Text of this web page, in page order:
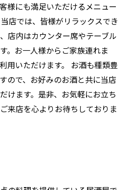
様にも満足いただけるメニュー
店では、皆様がリラックスでき
店内はカウンター席やテーブル
。お一人様からご家族連れま
用いただけます。 お酒も種類豊
ので、お好みのお酒と共に当店
けます。是非、お気軽にお立ち
来店を心よりお待ちしておりま